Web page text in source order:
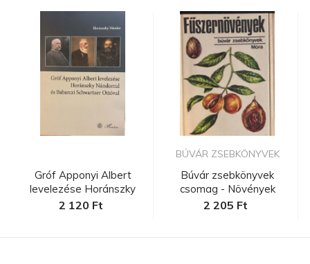
Gróf Apponyi Albert
levelezése Horánszky
Nándorra...
2 120 Ft
BÚVÁR ZSEBKÖNYVEK
Búvár zsebkönyvek
csomag - Növények
2 205 Ft